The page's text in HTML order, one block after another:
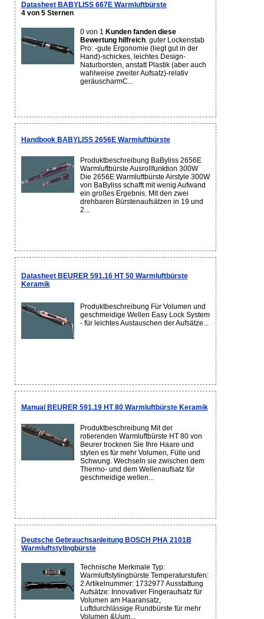
Datasheet BABYLISS 667E Warmluftbürste
4 von 5 Sternen
0 von 1 Kunden fanden diese
Bewertung hilfreich. guter Lockenstab
Pro: -gute Ergonomie (liegt gut in der
Hand)-schickes, leichtes Design-
Naturborsten, anstatt Plastik (aber auch
wahlweise zweiter Aufsatz)-relativ
geräuscharmC...
Handbook BABYLISS 2656E Warmluftbürste
Produktbeschreibung BaByliss 2656E
Warmluftbürste Ausrollfunktion 300W
Die 2656E Warmluftbürste Airstyle 300W
von BaByliss schafft mit wenig Aufwand
ein großes Ergebnis. Mit den zwei
drehbaren Bürstenaufsätzen in 19 und
2...
Datasheet BEURER 591.16 HT 50 Warmluftbürste
Keramik
Produktbeschreibung Für Volumen und
geschmeidige Wellen Easy Lock System
- für leichtes Austauschen der Aufsätze...
Manual BEURER 591.19 HT 80 Warmluftbürste Keramik
Produktbeschreibung Mit der
rotierenden Warmluftbürste HT 80 von
Beurer trocknen Sie Ihre Haare und
stylen es für mehr Volumen, Fülle und
Schwung. Wechseln sie zwischen dem
Thermo- und dem Wellenaufsatz für
geschmeidige wellen...
Deutsche Gebrauchsanleitung BOSCH PHA 2101B
Warmluftstylingbürste
Technische Merkmale Typ:
Warmluftstylingbürste Temperaturstufen:
2 Artikelnummer: 1732977 Ausstattung
Aufsätze: Innovativer Fingeraufsatz für
Volumen am Haaransatz,
Luftdurchlässige Rundbürste für mehr
Volumen &Uum...